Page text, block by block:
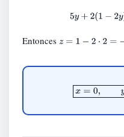
5y +2(1
Entonces z=1 −2 ⋅2 =− 3
0